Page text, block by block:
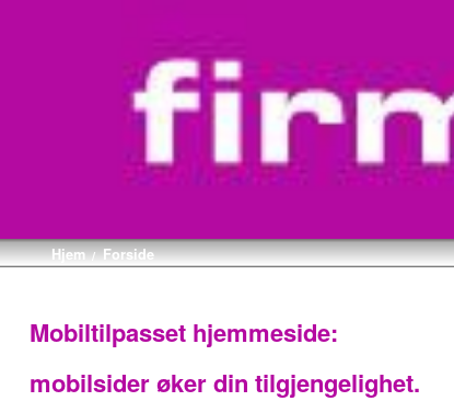
Hjem / Forside
Mobiltilpasset hjemmeside:
mobilsider øker din tilgjengelighet.